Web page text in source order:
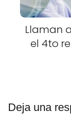
Llaman
el 4to
Deja una